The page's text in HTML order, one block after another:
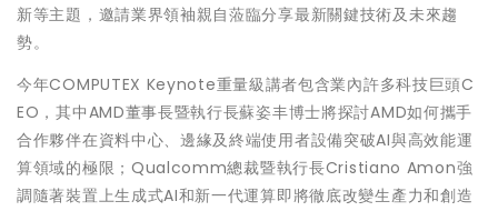
新等主題，邀請業界領袖親自蒞臨分享最新關鍵技術及未來趨
勢。
今年COMPUTEX Keynote重量級講者包含業內許多科技巨頭C
EO，其中AMD董事長暨執行長蘇姿丰博士將探討AMD如何攜手
合作夥伴在資料中心、邊緣及終端使用者設備突破AI與高效能運
算領域的極限；Qualcomm總裁暨執行長Cristiano Amon強
調隨著裝置上生成式AI和新一代運算即將徹底改變生產力和創造